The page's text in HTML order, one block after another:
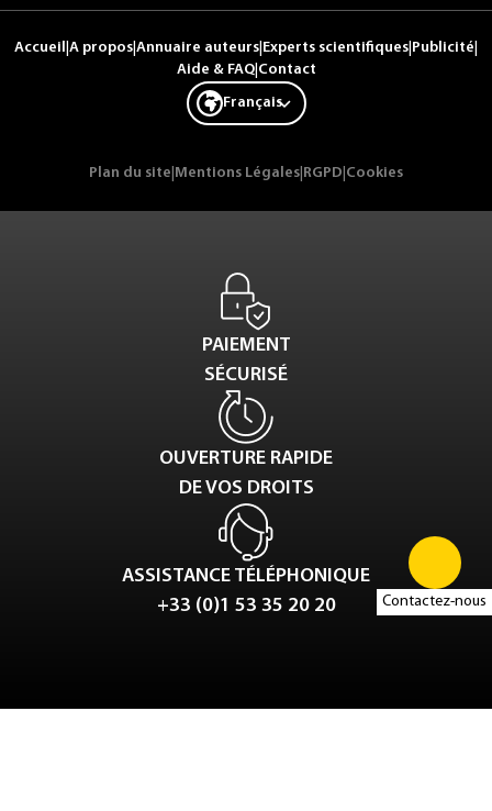
Contactez-nous
Accueil A propos Annuaire auteurs Experts scientifiques Publicité
Aide & FAQ| Contact
Français
Plan du site Mentions Légales RGPD Cookies
PAIEMENT
SÉCURISÉ
OUVERTURE RAPIDE
DE VOS DROITS
ASSISTANCE TÉLÉPHONIQUE
+33 (0)1 53 35 20 20